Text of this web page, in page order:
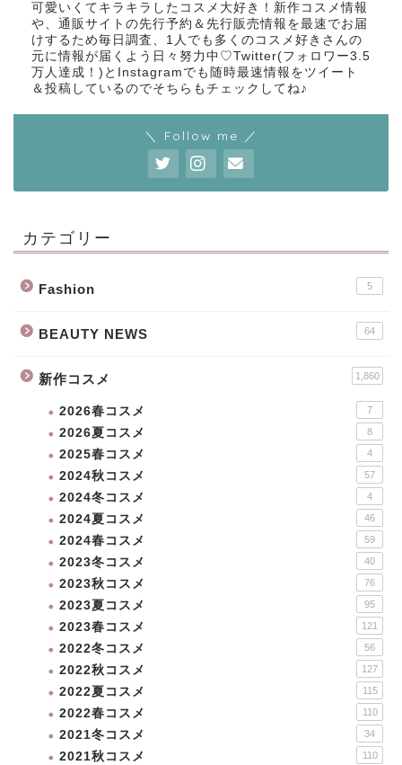
可愛いくてキラキラしたコスメ大好き！新作コスメ情報
や、通販サイトの先行予約＆先行販売情報を最速でお届
けするため毎日調査、1人でも多くのコスメ好きさんの
元に情報が届くよう日々努力中♡Twitter(フォロワー3.5
万人達成！)とInstagramでも随時最速情報をツイート
＆投稿しているのでそちらもチェックしてね♪
＼ Follow me ／
カテゴリー
Fashion 5
BEAUTY NEWS 64
新作コスメ 1,860
2026春コスメ 7
2026夏コスメ 8
2025春コスメ 4
2024秋コスメ 57
2024冬コスメ 4
2024夏コスメ 46
2024春コスメ 59
2023冬コスメ 40
2023秋コスメ 76
2023夏コスメ 95
2023春コスメ 121
2022冬コスメ 56
2022秋コスメ 127
2022夏コスメ 115
2022春コスメ 110
2021冬コスメ 34
2021秋コスメ 110